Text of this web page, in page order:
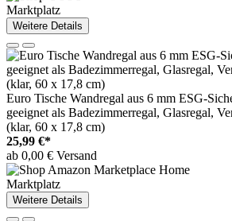
Marktplatz
Weitere Details
Euro Tische Wandregal aus 6 mm ESG-
geeignet als Badezimmerregal, Glasregal,
(klar, 60 x 17,8 cm)
25,99 €*
ab 0,00 € Versand
Marktplatz
Weitere Details